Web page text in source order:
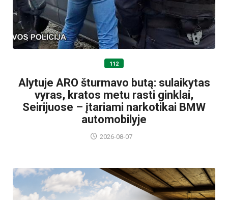
112
Alytuje ARO šturmavo butą: sulaikytas
vyras, kratos metu rasti ginklai,
Seirijuose – įtariami narkotikai BMW
automobilyje
2026-08-07